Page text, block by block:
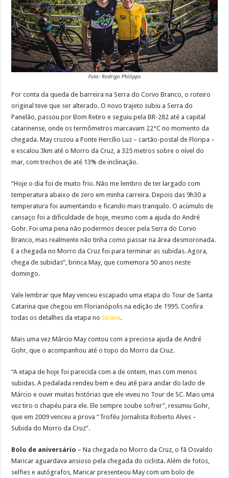
Foto: Rodrigo Philipps
Por conta da queda de barreira na Serra do Corvo Branco, o roteiro
original teve que ser alterado. O novo trajeto subiu a Serra do
Panelão, passou por Bom Retiro e seguiu pela BR-282 até a capital
catarinense, onde os termômetros marcavam 22°C no momento da
chegada. May cruzou a Ponte Hercílio Luz – cartão-postal de Floripa –
e escalou 3km até o Morro da Cruz, a 325 metros sobre o nível do
mar, com trechos de até 13% de inclinação.
“Hoje o dia foi de muito frio. Não me lembro de ter largado com
temperatura abaixo de zero em minha carreira. Depois das 9h30 a
temperatura foi aumentando e ficando mais tranquilo. O acúmulo de
cansaço foi a dificuldade de hoje, mesmo com a ajuda do André
Gohr. Foi uma pena não podermos descer pela Serra do Corvo
Branco, mas realmente não tinha como passar na área desmoronada.
E a chegada no Morro da Cruz foi para terminar as subidas. Agora,
chega de subidas”, brinca May, que comemora 50 anos neste
domingo.
Vale lembrar que May venceu escapado uma etapa do Tour de Santa
Catarina que chegou em Florianópolis na edição de 1995. Confira
todas os detalhes da etapa noStrava.
Mais uma vez Márcio May contou com a preciosa ajuda de André
Gohr, que o acompanhou até o topo do Morro da Cruz.
“A etapa de hoje foi parecida com a de ontem, mas com menos
subidas. A pedalada rendeu bem e deu até para andar do lado de
Márcio e ouvir muitas histórias que ele viveu no Tour de SC. Mais uma
vez tiro o chapéu para ele. Ele sempre soube sofrer”, resumiu Gohr,
que em 2009 venceu a prova “Troféu Jornalista Roberto Alves –
Subida do Morro da Cruz”.
Bolo de aniversário – Na chegada no Morro da Cruz, o fã Osvaldo
Maricar aguardava ansioso pela chegada do ciclista. Além de fotos,
selfies e autógrafos, Maricar presenteou May com um bolo de